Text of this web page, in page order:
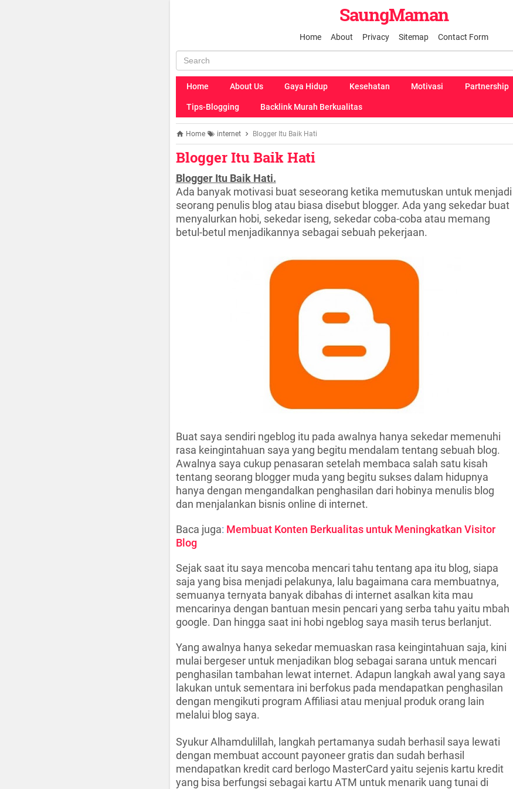
SaungMaman
Home About Privacy Sitemap Contact Form
Home About Us Gaya Hidup Kesehatan Motivasi Partnership
Tips-Blogging Backlink Murah Berkualitas
Home internet Blogger Itu Baik Hati
Blogger Itu Baik Hati
Blogger Itu Baik Hati.
Ada banyak motivasi buat seseorang ketika memutuskan untuk menjadi
seorang penulis blog atau biasa disebut blogger. Ada yang sekedar buat
menyalurkan hobi, sekedar iseng, sekedar coba-coba atau memang
betul-betul menjadikannya sebagai sebuah pekerjaan.
Buat saya sendiri ngeblog itu pada awalnya hanya sekedar memenuhi
rasa keingintahuan saya yang begitu mendalam tentang sebuah blog.
Awalnya saya cukup penasaran setelah membaca salah satu kisah
tentang seorang blogger muda yang begitu sukses dalam hidupnya
hanya dengan mengandalkan penghasilan dari hobinya menulis blog
dan menjalankan bisnis online di internet.
Baca juga: Membuat Konten Berkualitas untuk Meningkatkan Visitor
Blog
Sejak saat itu saya mencoba mencari tahu tentang apa itu blog, siapa
saja yang bisa menjadi pelakunya, lalu bagaimana cara membuatnya,
semuanya ternyata banyak dibahas di internet asalkan kita mau
mencarinya dengan bantuan mesin pencari yang serba tahu yaitu mbah
google. Dan hingga saat ini hobi ngeblog saya masih terus berlanjut.
Yang awalnya hanya sekedar memuaskan rasa keingintahuan saja, kini
mulai bergeser untuk menjadikan blog sebagai sarana untuk mencari
penghasilan tambahan lewat internet. Adapun langkah awal yang saya
lakukan untuk sementara ini berfokus pada mendapatkan penghasilan
dengan mengikuti program Affiliasi atau menjual produk orang lain
melalui blog saya.
Syukur Alhamdulillah, langkah pertamanya sudah berhasil saya lewati
dengan membuat account payoneer gratis dan sudah berhasil
mendapatkan kredit card berlogo MasterCard yaitu sejenis kartu kredit
yang bisa berfungsi sebagai kartu ATM untuk menarik uang tunai di